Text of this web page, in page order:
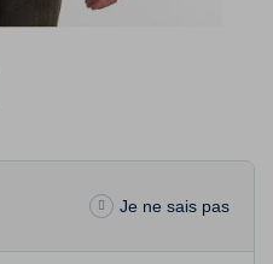
Je ne sais pas